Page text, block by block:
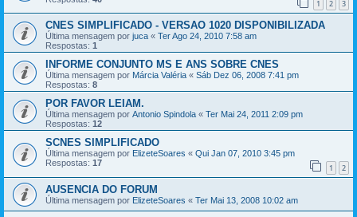
1 2 3
CNES SIMPLIFICADO - VERSAO 1020 DISPONIBILIZADA
Última mensagem por juca « Ter Ago 24, 2010 7:58 am
Respostas: 1
INFORME CONJUNTO MS E ANS SOBRE CNES
Última mensagem por Márcia Valéria « Sáb Dez 06, 2008 7:41 pm
Respostas: 8
POR FAVOR LEIAM.
Última mensagem por Antonio Spindola « Ter Mai 24, 2011 2:09 pm
Respostas: 12
SCNES SIMPLIFICADO
Última mensagem por ElizeteSoares « Qui Jan 07, 2010 3:45 pm
Respostas: 17 1 2
AUSENCIA DO FORUM
Última mensagem por ElizeteSoares « Ter Mai 13, 2008 10:02 am